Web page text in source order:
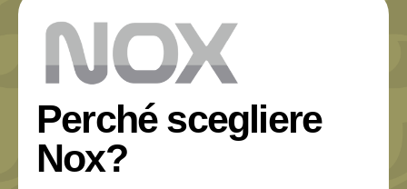
Perché scegliere
Nox?